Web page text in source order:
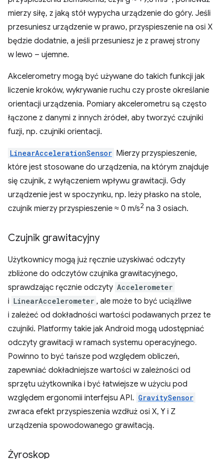
mierzy siłę, z jaką stół wypycha urządzenie do góry. Jeśli
przesuniesz urządzenie w prawo, przyspieszenie na osi X
będzie dodatnie, a jeśli przesuniesz je z prawej strony
w lewo – ujemne.
Akcelerometry mogą być używane do takich funkcji jak
liczenie kroków, wykrywanie ruchu czy proste określanie
orientacji urządzenia. Pomiary akcelerometru są często
łączone z danymi z innych źródeł, aby tworzyć czujniki
fuzji, np. czujniki orientacji.
LinearAccelerationSensor Mierzy przyspieszenie,
które jest stosowane do urządzenia, na którym znajduje
się czujnik, z wyłączeniem wpływu grawitacji. Gdy
urządzenie jest w spoczynku, np. leży płasko na stole,
czujnik mierzy przyspieszenie ≈ 0 m/s2 na 3 osiach.
Czujnik grawitacyjny
Użytkownicy mogą już ręcznie uzyskiwać odczyty
zbliżone do odczytów czujnika grawitacyjnego,
sprawdzając ręcznie odczyty Accelerometer
i LinearAccelerometer , ale może to być uciążliwe
i zależeć od dokładności wartości podawanych przez te
czujniki. Platformy takie jak Android mogą udostępniać
odczyty grawitacji w ramach systemu operacyjnego.
Powinno to być tańsze pod względem obliczeń,
zapewniać dokładniejsze wartości w zależności od
sprzętu użytkownika i być łatwiejsze w użyciu pod
względem ergonomii interfejsu API. GravitySensor
zwraca efekt przyspieszenia wzdłuż osi X, Y i Z
urządzenia spowodowanego grawitacją.
Żyroskop